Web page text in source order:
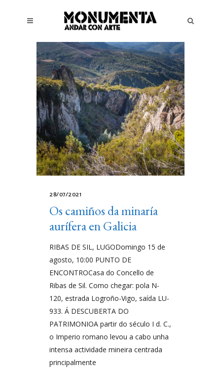
28/07/2021
Os camiños da minaría
aurífera en Galicia
RIBAS DE SIL, LUGODomingo 15 de
agosto, 10:00 PUNTO DE
ENCONTROCasa do Concello de
Ribas de Sil. Como chegar: pola N-
120, estrada Logroño-Vigo, saída LU-
933. Á DESCUBERTA DO
PATRIMONIOA partir do século I d. C.,
o Imperio romano levou a cabo unha
intensa actividade mineira centrada
principalmente